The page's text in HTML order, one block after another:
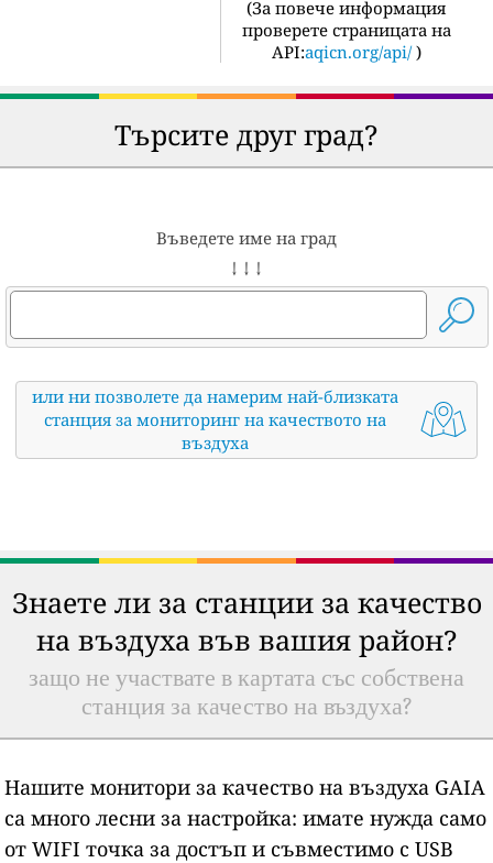
(За повече информация
проверете страницата на
API:aqicn.org/api/ )
Търсите друг град?
Въведете име на град
↓ ↓ ↓
или ни позволете да намерим най-близката
станция за мониторинг на качеството на
въздуха
Знаете ли за станции за качество
на въздуха във вашия район?
защо не участвате в картата със собствена
станция за качество на въздуха?
Нашите монитори за качество на въздуха GAIA
са много лесни за настройка: имате нужда само
от WIFI точка за достъп и съвместимо с USB